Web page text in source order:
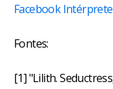
Facebook
Fontes:
[1] "Lilith.